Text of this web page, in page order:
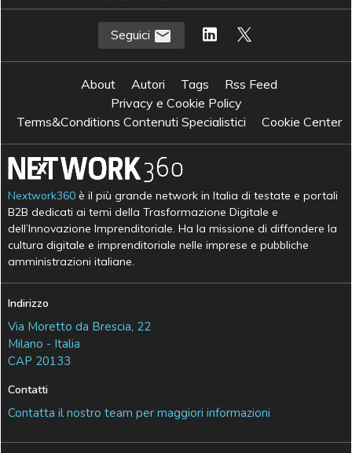
Seguici
About Autori Tags
Rss Feed
Privacy e Cookie Policy
Terms&Conditions Contenuti Specialistici
Cookie Center
Nextwork360 è il più grande network in Italia di testate e portali
B2B dedicati ai temi della Trasformazione Digitale e
dell’Innovazione Imprenditoriale. Ha la missione di diffondere la
cultura digitale e imprenditoriale nelle imprese e pubbliche
amministrazioni italiane.
Indirizzo
Via Moretto da Brescia, 22
Milano - Italia
CAP 20133
Contatti
Contatta il nostro team per maggiori informazioni